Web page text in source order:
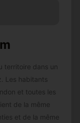
territoire dans un
Les habitants
et toutes les
de la même
et de la même